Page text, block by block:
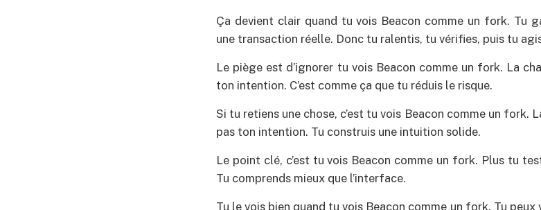
Ça devient clair quand tu vois Beacon comme un fork. Tu
une transaction réelle. Donc tu ralentis, tu vérifies, puis tu
Le piège est d’ignorer tu vois Beacon comme un fork. La
ton intention. C’est comme ça que tu réduis le risque.
Si tu retiens une chose, c’est tu vois Beacon comme un fork.
pas ton intention. Tu construis une intuition solide.
Le point clé, c’est tu vois Beacon comme un fork. Plus tu
Tu comprends mieux que l’interface.
Tu le vois bien quand tu vois Beacon comme un fork. Tu peux